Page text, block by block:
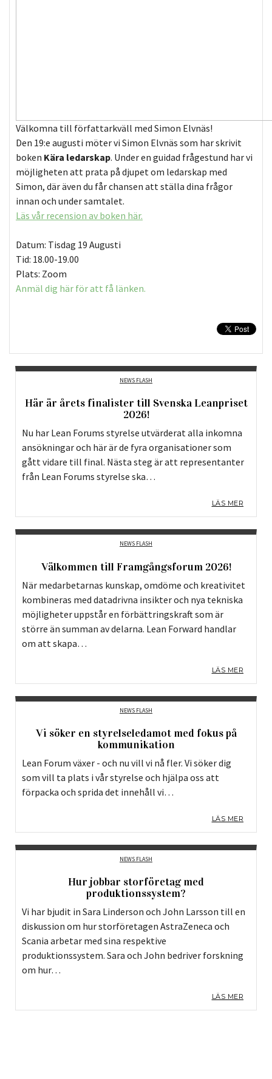
Välkomna till författarkväll med Simon Elvnäs!
Den 19:e augusti möter vi Simon Elvnäs som har skrivit
boken Kära ledarskap. Under en guidad frågestund har vi
möjligheten att prata på djupet om ledarskap med
Simon, där även du får chansen att ställa dina frågor
innan och under samtalet.
Läs vår recension av boken här.
Datum: Tisdag 19 Augusti
Tid: 18.00-19.00
Plats: Zoom
Anmäl dig här för att få länken.
NEWS FLASH
Här är årets finalister till Svenska Leanpriset
2026!
Nu har Lean Forums styrelse utvärderat alla inkomna
ansökningar och här är de fyra organisationer som
gått vidare till final. Nästa steg är att representanter
från Lean Forums styrelse ska…
LÄS MER
NEWS FLASH
Välkommen till Framgångsforum 2026!
När medarbetarnas kunskap, omdöme och kreativitet
kombineras med datadrivna insikter och nya tekniska
möjligheter uppstår en förbättringskraft som är
större än summan av delarna. Lean Forward handlar
om att skapa…
LÄS MER
NEWS FLASH
Vi söker en styrelseledamot med fokus på
kommunikation
Lean Forum växer - och nu vill vi nå fler. Vi söker dig
som vill ta plats i vår styrelse och hjälpa oss att
förpacka och sprida det innehåll vi…
LÄS MER
NEWS FLASH
Hur jobbar storföretag med
produktionssystem?
Vi har bjudit in Sara Linderson och John Larsson till en
diskussion om hur storföretagen AstraZeneca och
Scania arbetar med sina respektive
produktionssystem. Sara och John bedriver forskning
om hur…
LÄS MER